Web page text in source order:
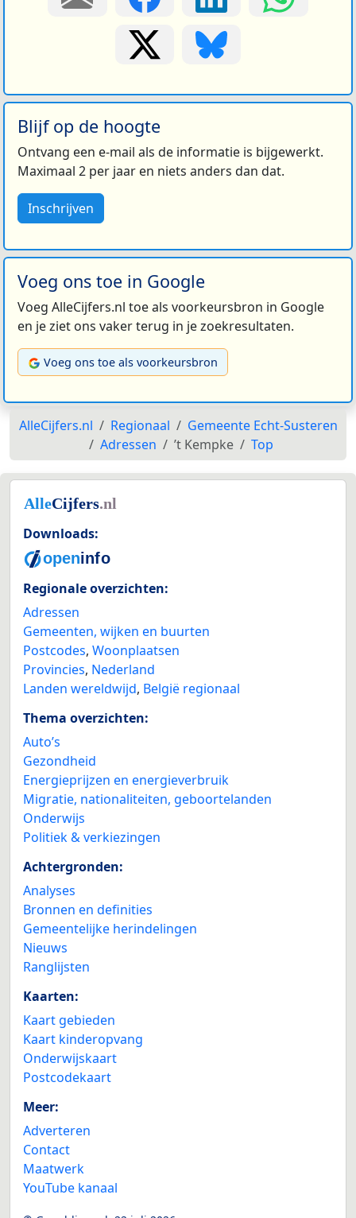
Blijf op de hoogte
Ontvang een e-mail als de informatie is bijgewerkt.
Maximaal 2 per jaar en niets anders dan dat.
Inschrijven
Voeg ons toe in Google
Voeg AlleCijfers.nl toe als voorkeursbron in Google
en je ziet ons vaker terug in je zoekresultaten.
Voeg ons toe als voorkeursbron
AlleCijfers.nl Regionaal
Gemeente Echt-Susteren
Adressen
’t Kempke Top
Downloads:
Regionale overzichten:
Adressen
Gemeenten, wijken en buurten
Postcodes, Woonplaatsen
Provincies, Nederland
Landen wereldwijd, België regionaal
Thema overzichten:
Auto’s
Gezondheid
Energieprijzen en energieverbruik
Migratie, nationaliteiten, geboortelanden
Onderwijs
Politiek & verkiezingen
Achtergronden:
Analyses
Bronnen en definities
Gemeentelijke herindelingen
Nieuws
Ranglijsten
Kaarten:
Kaart gebieden
Kaart kinderopvang
Onderwijskaart
Postcodekaart
Meer:
Adverteren
Contact
Maatwerk
YouTube kanaal